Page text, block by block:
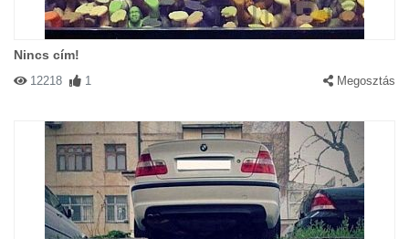
Nincs cím!
12218 1 Megosztás